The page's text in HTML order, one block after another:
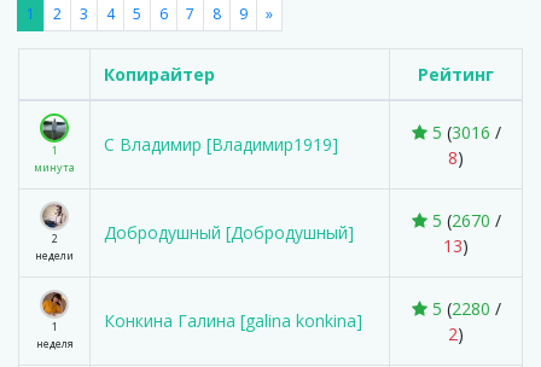
1 2 3 4 5 6 7 8 9 »
Копирайтер Рейтинг
1
минута
С Владимир [Владимир1919]
5 (3016 /
8)
2
недели
Добродушный [Добродушный]
5 (2670 /
13)
1
неделя
Конкина Галина [galina konkina]
5 (2280 /
2)